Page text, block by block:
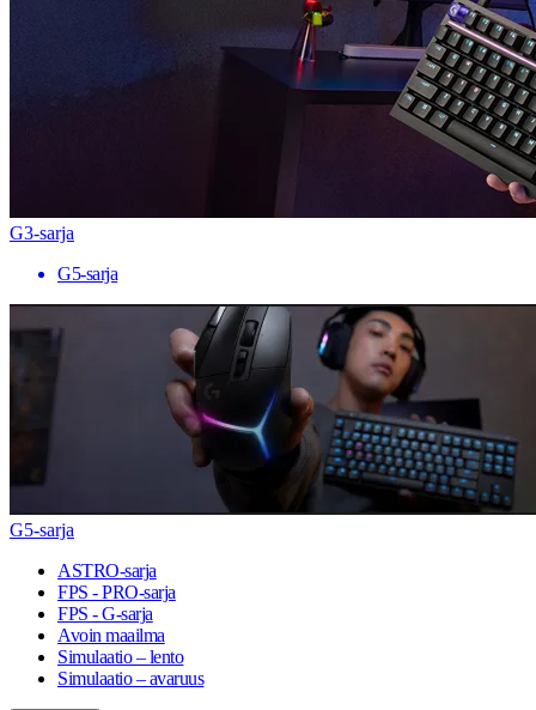
G3-sarja
G5-sarja
G5-sarja
ASTRO-sarja
FPS - PRO-sarja
FPS - G-sarja
Avoin maailma
Simulaatio – lento
Simulaatio – avaruus